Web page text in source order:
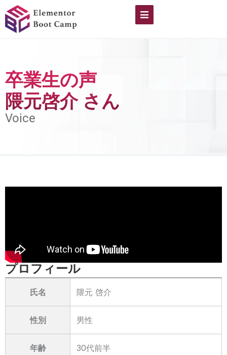
容
ッ卒業生の声
隈元啓介 さん
Voice
プロフィール
氏名 隈元 啓介
性別 男性
年齢 30代前半